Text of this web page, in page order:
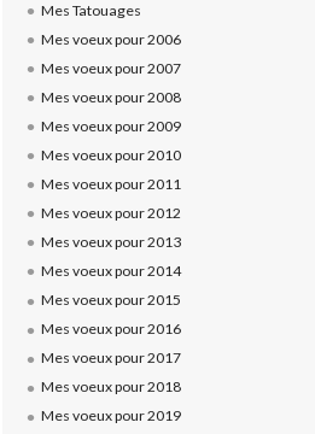
Mes Tatouages
Mes voeux pour 2006
Mes voeux pour 2007
Mes voeux pour 2008
Mes voeux pour 2009
Mes voeux pour 2010
Mes voeux pour 2011
Mes voeux pour 2012
Mes voeux pour 2013
Mes voeux pour 2014
Mes voeux pour 2015
Mes voeux pour 2016
Mes voeux pour 2017
Mes voeux pour 2018
Mes voeux pour 2019